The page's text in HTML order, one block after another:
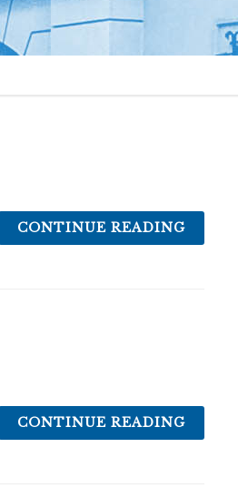
CONTINUE READING
CONTINUE READING